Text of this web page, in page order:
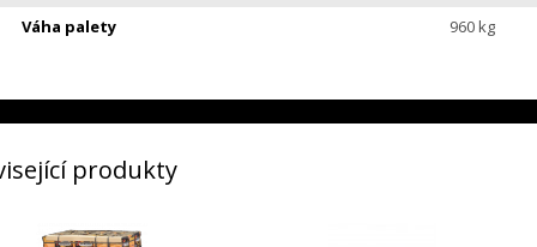
Váha palety
960 kg
produkty